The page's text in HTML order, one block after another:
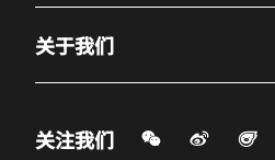
关于我们
关注我们 微信扫一扫
微博
打开新窗口
打